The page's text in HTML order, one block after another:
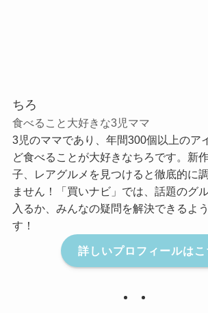
ちろ
食べること大好きな3児ママ
3児のママであり、年間300個以上のア
ど食べることが大好きなちろです。新
子、レアグルメを見つけると徹底的に
ません！「買いナビ」では、話題のグ
入るか、みんなの疑問を解決できるよ
す！
詳しいプロフィールはこ